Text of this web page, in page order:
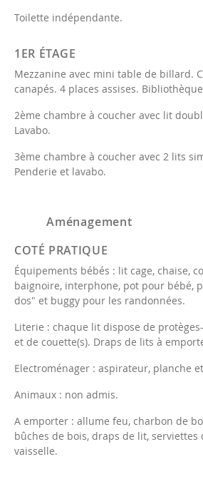
Toilette indépendante.
1ER ÉTAGE
Mezzanine avec mini table de billard.
canapés. 4 places assises.
2ème chambre à coucher avec lit
Lavabo.
3ème chambre à coucher avec 2 lits
Penderie et lavabo.
Aménagement
COTÉ PRATIQUE
Équipements bébés : lit cage, chaise,
baignoire, interphone, pot pour bébé,
dos" et buggy pour les randonnées.
Literie : chaque lit dispose de
et de couette(s). Draps de lits à
Electroménager : aspirateur, planche
Animaux : non admis.
A emporter : allume feu, charbon de
bûches de bois, draps de lit, serviettes
vaisselle.